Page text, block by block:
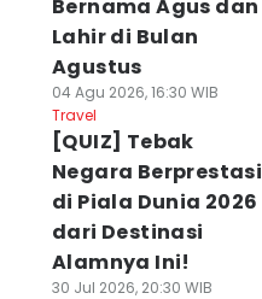
Bernama Agus dan
Lahir di Bulan
Agustus
04 Agu 2026, 16:30 WIB
Travel
[QUIZ] Tebak
Negara Berprestasi
di Piala Dunia 2026
dari Destinasi
Alamnya Ini!
30 Jul 2026, 20:30 WIB